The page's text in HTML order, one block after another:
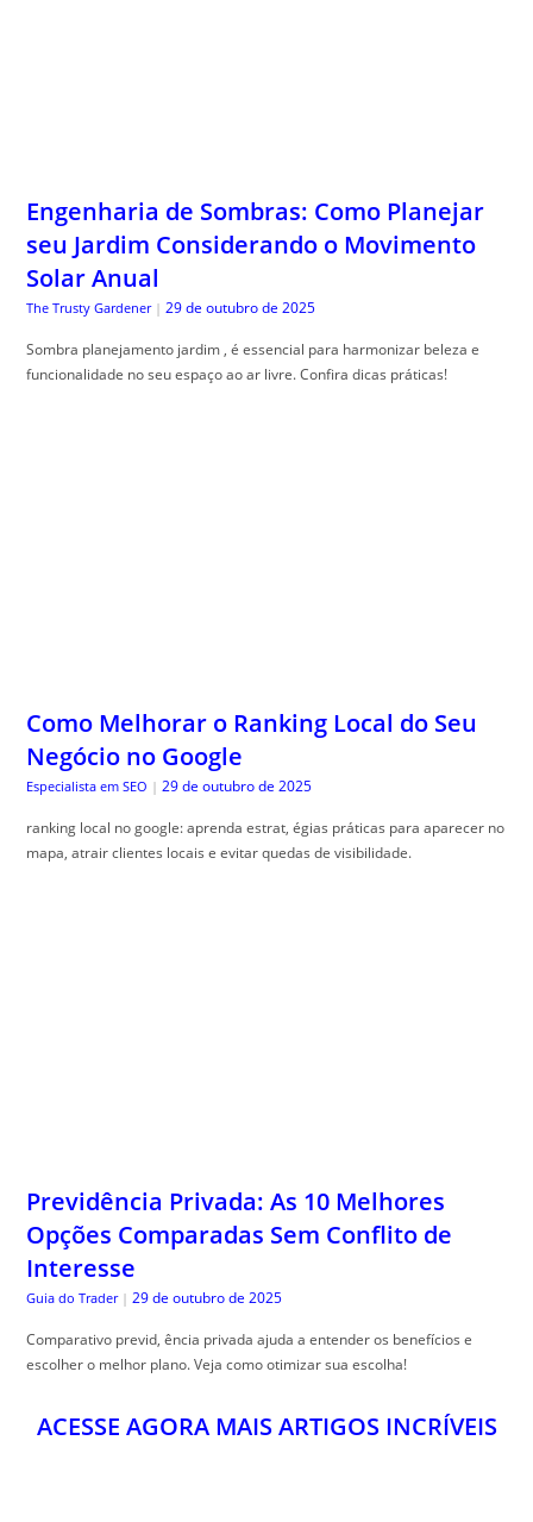
Engenharia de Sombras: Como Planejar
seu Jardim Considerando o Movimento
Solar Anual
The Trusty Gardener | 29 de outubro de 2025
Sombra planejamento jardim , é essencial para harmonizar beleza e
funcionalidade no seu espaço ao ar livre. Confira dicas práticas!
Como Melhorar o Ranking Local do Seu
Negócio no Google
Especialista em SEO | 29 de outubro de 2025
ranking local no google: aprenda estrat, égias práticas para aparecer no
mapa, atrair clientes locais e evitar quedas de visibilidade.
Previdência Privada: As 10 Melhores
Opções Comparadas Sem Conflito de
Interesse
Guia do Trader | 29 de outubro de 2025
Comparativo previd, ência privada ajuda a entender os benefícios e
escolher o melhor plano. Veja como otimizar sua escolha!
ACESSE AGORA MAIS ARTIGOS INCRÍVEIS